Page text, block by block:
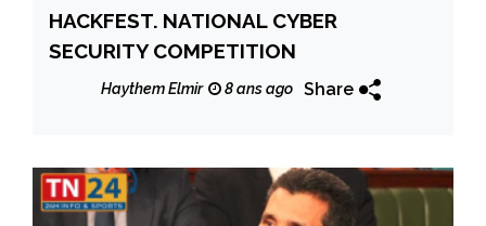
HACKFEST. NATIONAL CYBER
SECURITY COMPETITION
Haythem Elmir 8 ans ago Share